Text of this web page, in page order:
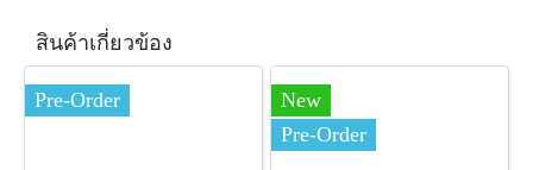
สินค้าเกี่ยวข้อง
Pre-Order
New
Pre-Order